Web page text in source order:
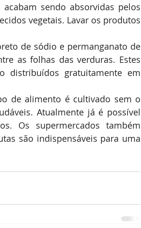
sendo absorvidas pelos
vegetais. Lavar os produtos
de sódio e permanganato de
as folhas das verduras. Estes
distribuídos gratuitamente em
de alimento é cultivado sem o
Atualmente já é possível
Os supermercados também
são indispensáveis para uma